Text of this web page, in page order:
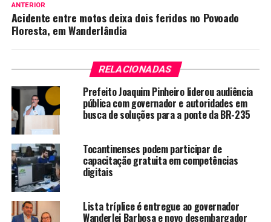
ANTERIOR
Acidente entre motos deixa dois feridos no Povoado
Floresta, em Wanderlândia
RELACIONADAS
Prefeito Joaquim Pinheiro liderou audiência
pública com governador e autoridades em
busca de soluções para a ponte da BR-235
Tocantinenses podem participar de
capacitação gratuita em competências
digitais
Lista tríplice é entregue ao governador
Wanderlei Barbosa e novo desembargador